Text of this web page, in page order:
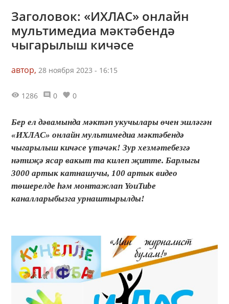
Заголовок: «ИХЛАС» онлайн
мультимедиа мәктәбендә
чыгарылыш кичәсе
автор, 28 ноября 2023 - 16:15
1286 0 0
Бер ел дәвамында мәктәп укучылары өчен эшләгән
«ИХЛАС» онлайн мультимедиа мәктәбендә
чыгарылыш кичәсе үтәчәк! Зур хезмәтебезгә
нәтиҗә ясар вакыт та килеп җитте. Барлыгы
3000 артык катнашучы, 100 артык видео
төшерелде һәм монтажлап YouTube
каналларыбызга урнаштырылды!